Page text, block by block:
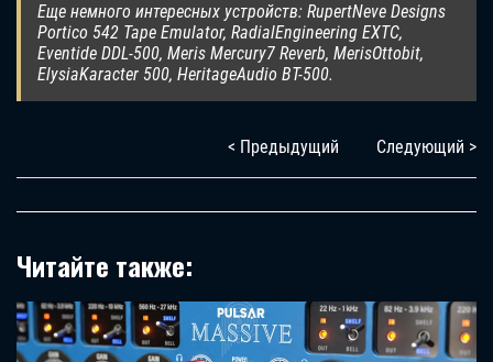
Еще немного интересных устройств: RupertNeve Designs
Portico 542 Tape Emulator, RadialEngineering EXTC,
Eventide DDL-500, Meris Mercury7 Reverb, MerisOttobit,
ElysiaKaracter 500, HeritageAudio BT-500.
< Предыдущий Следующий >
Читайте также: